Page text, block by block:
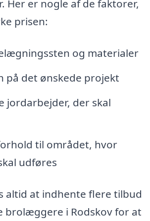
Her er nogle af de faktorer,
prisen:
og materialer
på det ønskede projekt
jordarbejder, der skal
til området, hvor
udføres
altid at indhente flere tilbud
brolæggere i Rodskov for at